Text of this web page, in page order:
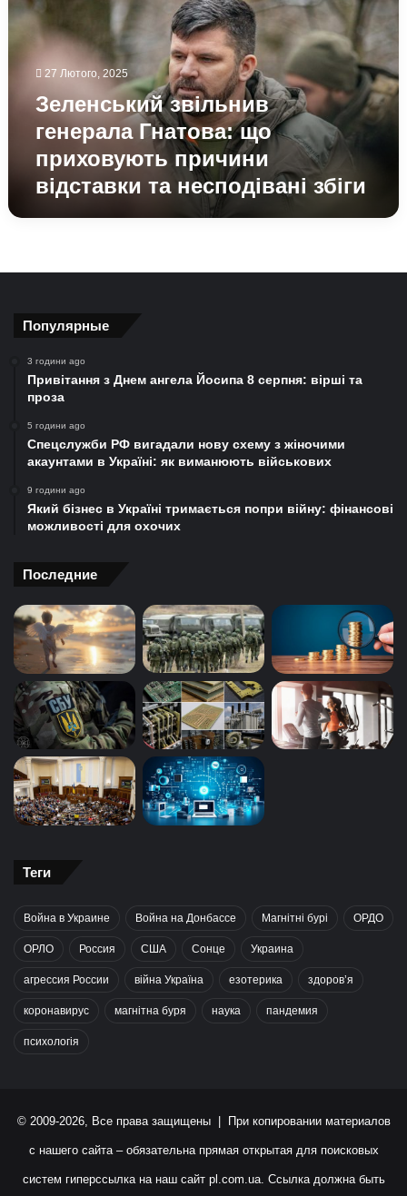
Гнатова:
приховують
причини
несподівані
27 Лютого, 2025
Зеленський звільнив
генерала Гнатова: що
приховують причини
відставки та несподівані збіги
Популярные
3 години ago
Привітання з Днем ангела Йосипа 8 серпня: вірші та
проза
5 години ago
Спецслужби РФ вигадали нову схему з жіночими
акаунтами в Україні: як виманюють військових
9 години ago
Який бізнес в Україні тримається попри війну: фінансові
можливості для охочих
Последние
Теги
Война в Украине Война на Донбассе Магнітні бурі ОРДО
ОРЛО Россия США Сонце Украина
агрессия России війна Україна езотерика здоров’я
коронавирус магнітна буря наука пандемия
психологія
© 2009-2026, Все права защищены | При копировании материалов
с нашего сайта – обязательна прямая открытая для поисковых
систем гиперссылка на наш сайт pl.com.ua. Ссылка должна быть